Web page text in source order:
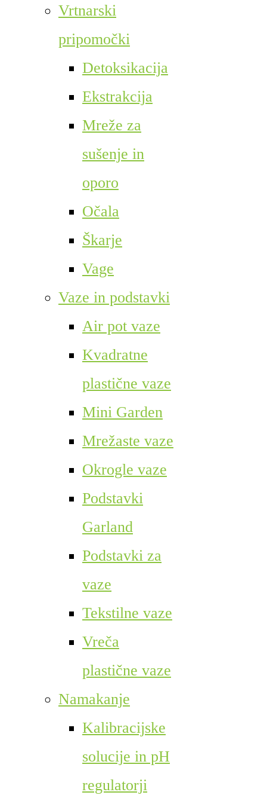
Vrtnarski
pripomočki
Detoksikacija
Ekstrakcija
Mreže za
sušenje in
oporo
Očala
Škarje
Vage
Vaze in podstavki
Air pot vaze
Kvadratne
plastične vaze
Mini Garden
Mrežaste vaze
Okrogle vaze
Podstavki
Garland
Podstavki za
vaze
Tekstilne vaze
Vreča
plastične vaze
Namakanje
Kalibracijske
solucije in pH
regulatorji